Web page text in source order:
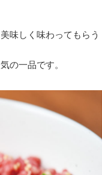
味しく味わってもらう
の一品です。